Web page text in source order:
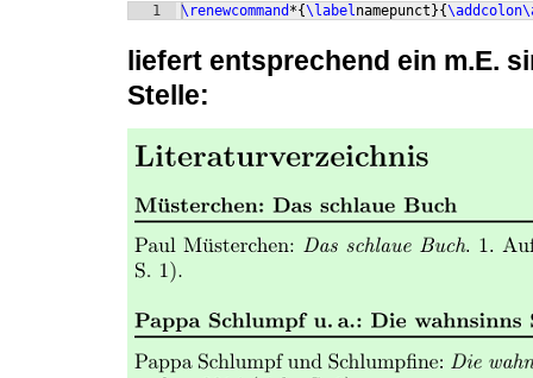
1 \renewcommand *{\label namepunct}{
liefert entsprechend ein m.E.
Stelle: